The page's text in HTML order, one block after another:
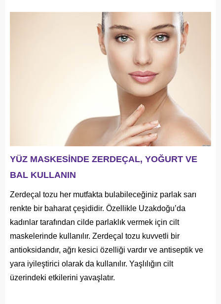
YÜZ MASKESİNDE ZERDEÇAL, YOĞURT VE
BAL KULLANIN
Zerdeçal tozu her mutfakta bulabileceğiniz parlak sarı
renkte bir baharat çeşididir. Özellikle Uzakdoğu’da
kadınlar tarafından cilde parlaklık vermek için cilt
maskelerinde kullanılır. Zerdeçal tozu kuvvetli bir
antioksidandır, ağrı kesici özelliği vardır ve antiseptik ve
yara iyileştirici olarak da kullanılır. Yaşlılığın cilt
üzerindeki etkilerini yavaşlatır.